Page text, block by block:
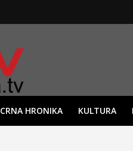
CRNA HRONIKA KULTURA